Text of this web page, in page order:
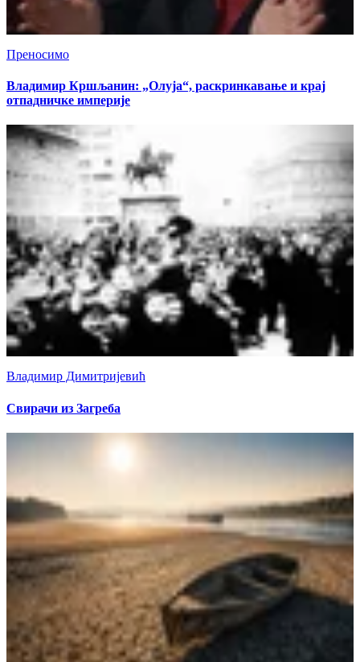
Преносимо
Владимир Кршљанин: „Олуја“, раскринкавање и крај
отпадничке империје
Владимир Димитријевић
Свирачи из Загреба